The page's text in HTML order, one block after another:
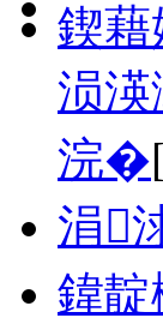
鍥藉
涢渶
浣�
涓
鍏靛